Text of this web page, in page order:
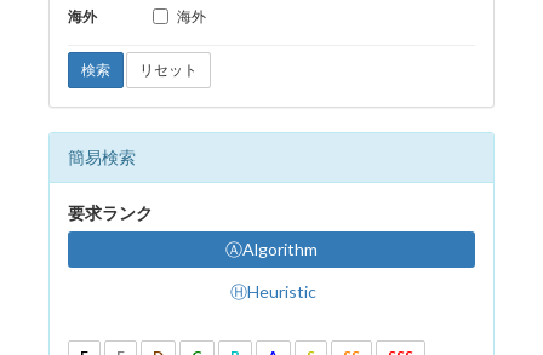
海外
海外
検索 リセット
簡易検索
要求ランク
ⒶAlgorithm
ⒽHeuristic